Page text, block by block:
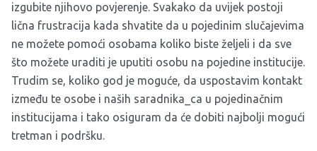
izgubite njihovo povjerenje. Svakako da uvijek postoji
lična frustracija kada shvatite da u pojedinim slučajevima
ne možete pomoći osobama koliko biste željeli i da sve
što možete uraditi je uputiti osobu na pojedine institucije.
Trudim se, koliko god je moguće, da uspostavim kontakt
između te osobe i naših saradnika_ca u pojedinačnim
institucijama i tako osiguram da će dobiti najbolji mogući
tretman i podršku.